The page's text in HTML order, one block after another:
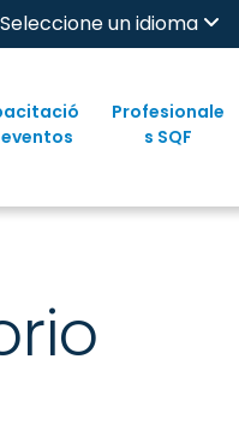
Seleccione un idioma
eventos
Profesionale
s SQF